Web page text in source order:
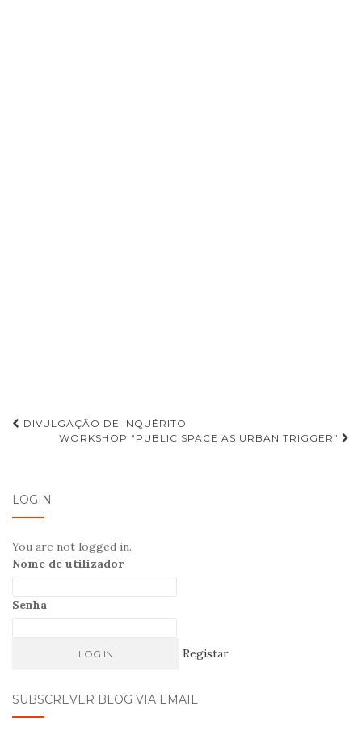
DIVULGAÇÃO DE INQUÉRITO
WORKSHOP “PUBLIC SPACE AS URBAN TRIGGER”
LOGIN
You are not logged in.
Nome de utilizador
Senha
Registar
SUBSCREVER BLOG VIA EMAIL